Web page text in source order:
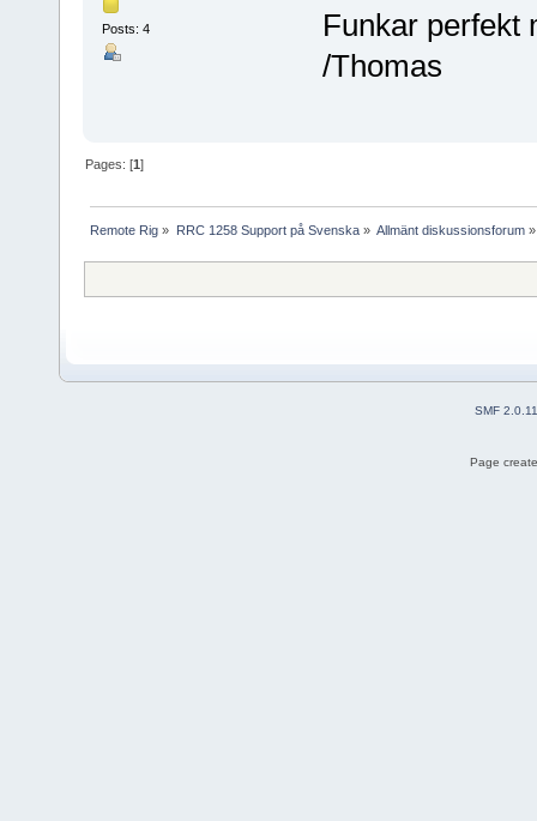
Posts: 4
Funkar perfekt
/Thomas
Pages: [1]
Remote Rig » RRC 1258 Support på Svenska» Allmänt diskussionsforum»
SMF 2.0.11
Page